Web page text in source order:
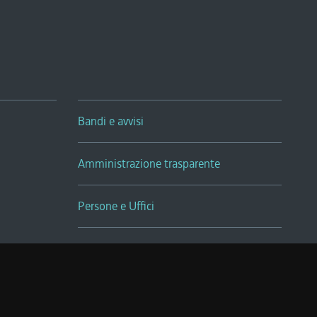
Bandi e avvisi
Amministrazione trasparente
Persone e Uffici
Sala Tiziano Tessitori